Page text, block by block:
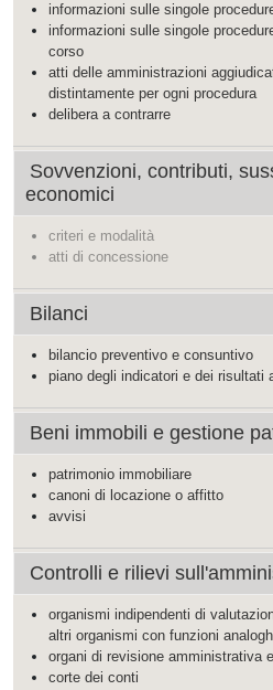
informazioni sulle singole
informazioni sulle singole
corso
atti delle amministrazioni
distintamente per ogni procedura
delibera a contrarre
Sovvenzioni, contributi,
economici
criteri e modalità
atti di concessione
Bilanci
bilancio preventivo e consuntivo
piano degli indicatori e dei risultati
Beni immobili e gestione
patrimonio immobiliare
canoni di locazione o affitto
avvisi
Controlli e rilievi
organismi indipendenti di
altri organismi con funzioni
organi di revisione amministrativa
corte dei conti